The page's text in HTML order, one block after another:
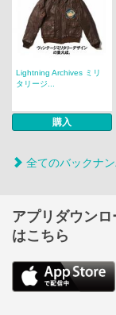
Lightning Archives ミリ
タリージ...
購入
全てのバックナ
アプリダウンロ
はこちら